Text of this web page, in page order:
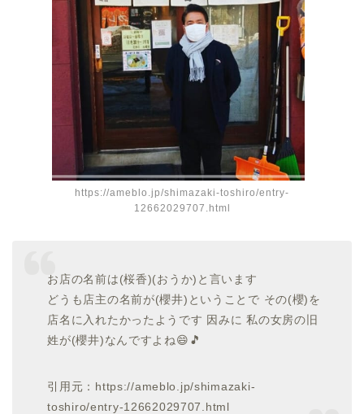
https://ameblo.jp/shimazaki-toshiro/entry-
12662029707.html
お店の名前は(桜香)(おうか)と言います
どうも店主の名前が(櫻井)ということで その(櫻)を
店名に入れたかったようです 因みに 私の女房の旧
姓が(櫻井)なんですよね😄🎵
引用元：https://ameblo.jp/shimazaki-
toshiro/entry-12662029707.html